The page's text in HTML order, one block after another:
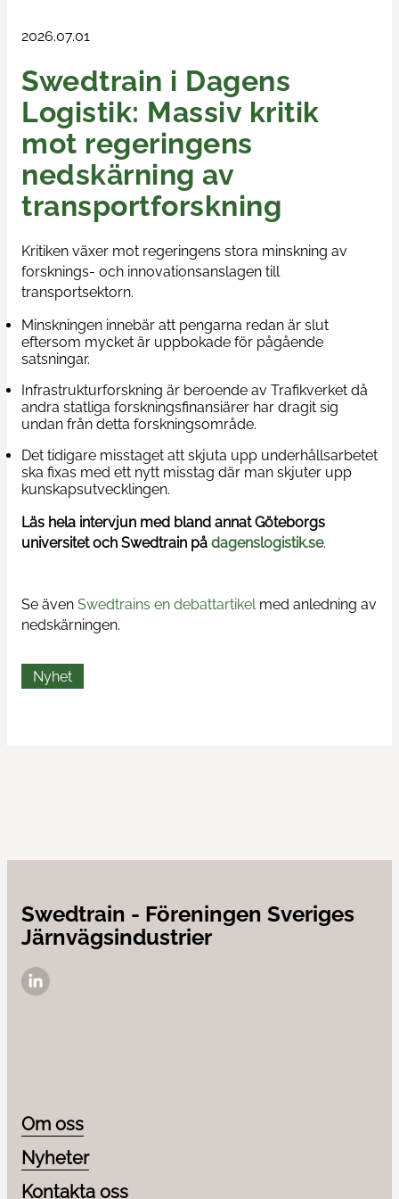
Train & Rail
Swedtrains examenspris
Swedtrain Internship Program
Swedtrain Tech&Future
Öppna styrelsemöten
Karriärvägar
Medlemmar
Om oss
Fokusgrupper
Kontakta oss
Nyheter
2026.07.01
Swedtrain i Dagens
Logistik: Massiv kritik
mot regeringens
nedskärning av
transportforskning
Kritiken växer mot regeringens stora minskning av
forsknings- och innovationsanslagen till
transportsektorn.
Minskningen innebär att pengarna redan är slut
eftersom mycket är uppbokade för pågående
satsningar.
Infrastrukturforskning är beroende av Trafikverket då
andra statliga forskningsfinansiärer har dragit sig
undan från detta forskningsområde.
Det tidigare misstaget att skjuta upp underhållsarbetet
ska fixas med ett nytt misstag där man skjuter upp
kunskapsutvecklingen.
Läs hela intervjun med bland annat Göteborgs
universitet och Swedtrain på dagenslogistik.se.
Se även Swedtrains en debattartikelmed anledning av
nedskärningen.
Nyhet
Swedtrain - Föreningen Sveriges
Järnvägsindustrier
Om oss
Nyheter
Kontakta oss